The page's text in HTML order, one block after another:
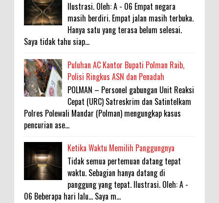
Ilustrasi. Oleh: A - 06 Empat negara
masih berdiri. Empat jalan masih terbuka.
Hanya satu yang terasa belum selesai.
Saya tidak tahu siap...
Puluhan AC Kantor Bupati Polman Raib,
Polisi Ringkus ASN dan Penadah
POLMAN – Personel gabungan Unit Reaksi
Cepat (URC) Satreskrim dan Satintelkam
Polres Polewali Mandar (Polman) mengungkap kasus
pencurian ase...
Ketika Waktu Memilih Panggungnya
Tidak semua pertemuan datang tepat
waktu. Sebagian hanya datang di
panggung yang tepat. Ilustrasi. Oleh: A -
06 Beberapa hari lalu... Saya m...